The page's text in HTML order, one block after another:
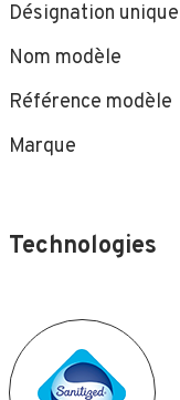
Désignation unique
Nom modèle
Référence modèle
Marque
Technologies